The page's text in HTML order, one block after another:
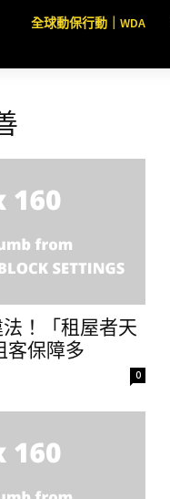
全球動保行動｜WDA
！「租屋者天
客保障多
0